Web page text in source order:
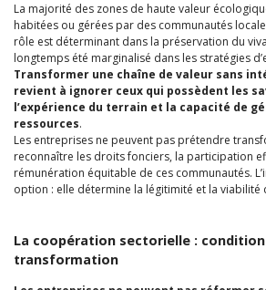
La majorité des zones de haute valeur
habitées ou gérées par des communautés
rôle est déterminant dans la préservation du
longtemps été marginalisé dans les stratégies
Transformer une chaîne de valeur sans
revient à ignorer ceux qui possèdent les
l’expérience du terrain et la capacité de
ressources.
Les entreprises ne peuvent pas prétendre
reconnaître les droits fonciers, la participation
rémunération équitable de ces communautés.
option : elle détermine la légitimité et la viabilité
La coopération sectorielle : condition
transformation